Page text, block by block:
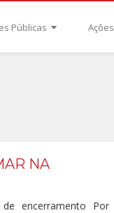
Públicas Ações
NA
encerramento Por